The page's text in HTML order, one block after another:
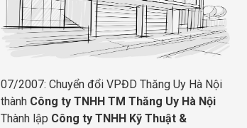
07/2007: Chuyển đổi VPĐD Thăng Uy Hà Nội
thành Công ty TNHH TM Thăng Uy Hà Nội
Thành lập Công ty TNHH Kỹ Thuật &